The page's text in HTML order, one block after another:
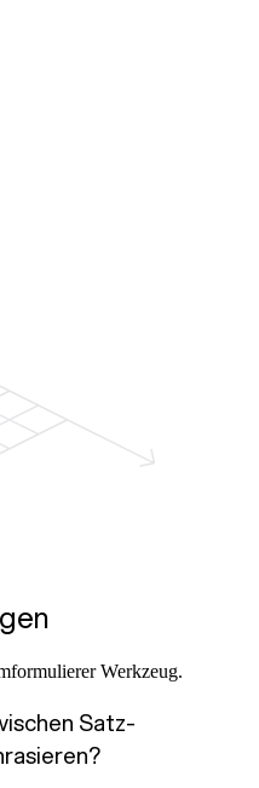
Werkzeug.
Satz-